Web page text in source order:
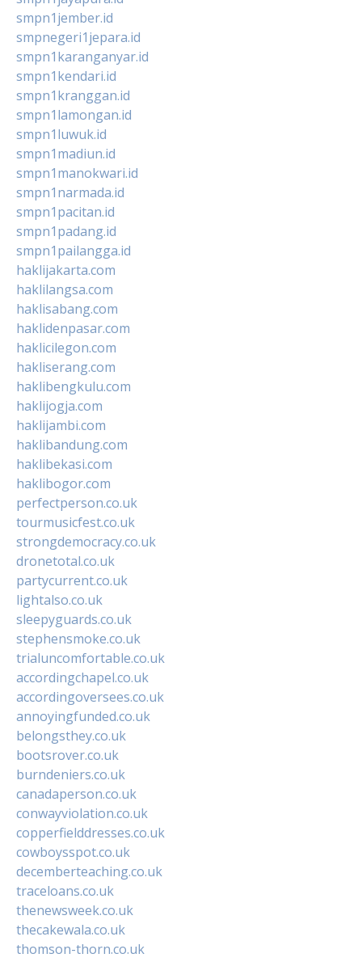
smpn1jember.id
smpnegeri1jepara.id
smpn1karanganyar.id
smpn1kendari.id
smpn1kranggan.id
smpn1lamongan.id
smpn1luwuk.id
smpn1madiun.id
smpn1manokwari.id
smpn1narmada.id
smpn1pacitan.id
smpn1padang.id
smpn1pailangga.id
haklijakarta.com
haklilangsa.com
haklisabang.com
haklidenpasar.com
haklicilegon.com
hakliserang.com
haklibengkulu.com
haklijogja.com
haklijambi.com
haklibandung.com
haklibekasi.com
haklibogor.com
perfectperson.co.uk
tourmusicfest.co.uk
strongdemocracy.co.uk
dronetotal.co.uk
partycurrent.co.uk
lightalso.co.uk
sleepyguards.co.uk
stephensmoke.co.uk
trialuncomfortable.co.uk
accordingchapel.co.uk
accordingoversees.co.uk
annoyingfunded.co.uk
belongsthey.co.uk
bootsrover.co.uk
burndeniers.co.uk
canadaperson.co.uk
conwayviolation.co.uk
copperfielddresses.co.uk
cowboysspot.co.uk
decemberteaching.co.uk
traceloans.co.uk
thenewsweek.co.uk
thecakewala.co.uk
thomson-thorn.co.uk